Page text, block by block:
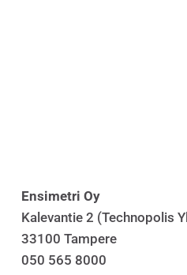
Ensimetri Oy
Kalevantie 2 (Technopolis
33100 Tampere
050 565 8000